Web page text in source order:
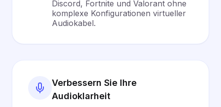
Discord, Fortnite und Valorant ohne
komplexe Konfigurationen virtueller
Audiokabel.
Verbessern Sie Ihre
Audioklarheit